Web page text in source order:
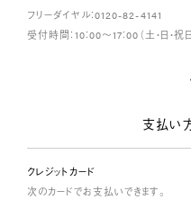
フリーダイヤル：0120-82-4141
受付時間：10：00～17：00（土・日・祝
支払い
クレジットカード
次のカードでお支払いできます。